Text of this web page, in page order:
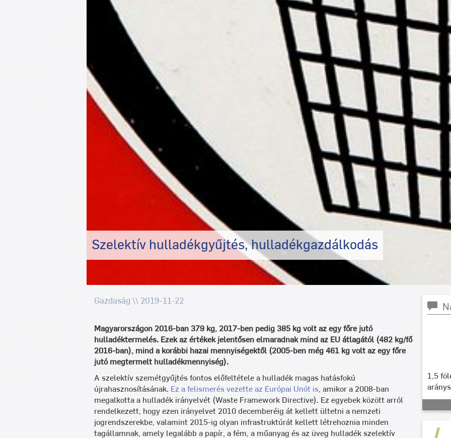
Szelektív hulladékgyűjtés, hulladékgazdálkodás
Gazdaság \\ 2019-11-22
Magyarországon 2016-ban 379 kg, 2017-ben pedig 385 kg volt az egy főre jutó
hulladéktermelés. Ezek az értékek jelentősen elmaradnak mind az EU átlagától (482 kg/fő
2016-ban), mind a korábbi hazai mennyiségektől (2005-ben még 461 kg volt az egy főre
jutó megtermelt hulladékmennyiség).
A szelektív szemétgyűjtés fontos előfeltétele a hulladék magas hatásfokú
újrahasznosításának. Ez a felismerés vezette az Európai Unót is , amikor a 2008-ban
megalkotta a hulladék irányelvét (Waste Framework Directive). Ez egyebek között arról
rendelkezett, hogy ezen irányelvet 2010 decemberéig át kellett ültetni a nemzeti
jogrendszerekbe, valamint 2015-ig olyan infrastruktúrát kellett létrehoznia minden
tagállamnak, amely legalább a papír, a fém, a műanyag és az üveg hulladék szelektív
1,5